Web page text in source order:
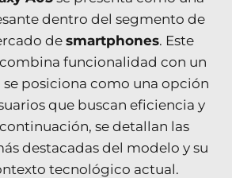
dentro del segmento de
de smartphones. Este
funcionalidad con un
posiciona como una opción
que buscan eficiencia y
se detallan las
destacadas del modelo y su
tecnológico actual.